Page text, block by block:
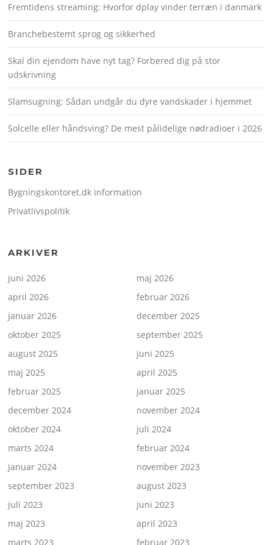
Fremtidens streaming: Hvorfor dplay vinder terræn i danmark
Branchebestemt sprog og sikkerhed
Skal din ejendom have nyt tag? Forbered dig på stor
udskrivning
Slamsugning: Sådan undgår du dyre vandskader i hjemmet
Solcelle eller håndsving? De mest pålidelige nødradioer i 2026
SIDER
Bygningskontoret.dk information
Privatlivspolitik
ARKIVER
juni 2026
maj 2026
april 2026
februar 2026
januar 2026
december 2025
oktober 2025
september 2025
august 2025
juni 2025
maj 2025
april 2025
februar 2025
januar 2025
december 2024
november 2024
oktober 2024
juli 2024
marts 2024
februar 2024
januar 2024
november 2023
september 2023
august 2023
juli 2023
juni 2023
maj 2023
april 2023
marts 2023
februar 2023